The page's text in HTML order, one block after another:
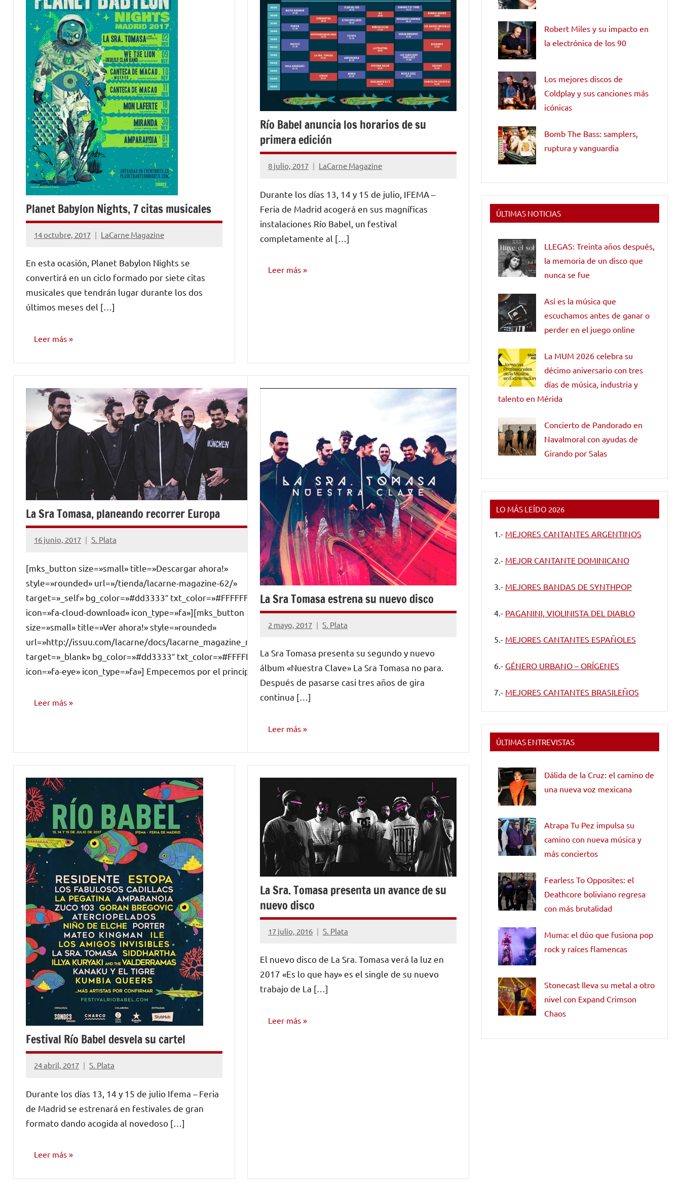
Planet Babylon Nights, 7 citas musicales
14 octubre, 2017 LaCarne Magazine
No
comentarios
En esta ocasión, Planet Babylon Nights se
convertirá en un ciclo formado por siete citas
musicales que tendrán lugar durante los dos
últimos meses del […]
Leer más
Río Babel anuncia los horarios de su
primera edición
8 julio, 2017 LaCarne Magazine
No
comentarios
Durante los días 13, 14 y 15 de julio, IFEMA –
Feria de Madrid acogerá en sus magníficas
instalaciones Río Babel, un festival
completamente al […]
Leer más
La Sra Tomasa, planeando recorrer Europa
16 junio, 2017 S. Plata
No
comentarios
[mks_button size=»small» title=»Descargar ahora!»
style=»rounded» url=»/tienda/lacarne-magazine-62/»
target=»_self» bg_color=»#dd3333″ txt_color=»#FFFFFF»
icon=»fa-cloud-download» icon_type=»fa»][mks_button
size=»small» title=»Ver ahora!» style=»rounded»
url=»http://issuu.com/lacarne/docs/lacarne_magazine_n62/128″
target=»_blank» bg_color=»#dd3333″ txt_color=»#FFFFFF»
icon=»fa-eye» icon_type=»fa»] Empecemos por el principio. […]
Leer más
La Sra Tomasa estrena su nuevo disco
2 mayo, 2017 S. Plata
No
comentarios
La Sra Tomasa presenta su segundo y nuevo
álbum «Nuestra Clave» La Sra Tomasa no para.
Después de pasarse casi tres años de gira
continua […]
Leer más
Festival Río Babel desvela su cartel
24 abril, 2017 S. Plata
No
comentarios
Durante los días 13, 14 y 15 de julio Ifema – Feria
de Madrid se estrenará en festivales de gran
formato dando acogida al novedoso […]
Leer más
La Sra. Tomasa presenta un avance de su
nuevo disco
17 julio, 2016 S. Plata
No
comentarios
El nuevo disco de La Sra. Tomasa verá la luz en
2017 «Es lo que hay» es el single de su nuevo
trabajo de La […]
Leer más
Robert Miles y su impacto en
la electrónica de los 90
Los mejores discos de
Coldplay y sus canciones más
icónicas
Bomb The Bass: samplers,
ruptura y vanguardia
ÚLTIMAS NOTICIAS
LLEGAS: Treinta años después,
la memoria de un disco que
nunca se fue
Así es la música que
escuchamos antes de ganar o
perder en el juego online
La MUM 2026 celebra su
décimo aniversario con tres
días de música, industria y
talento en Mérida
Concierto de Pandorado en
Navalmoral con ayudas de
Girando por Salas
LO MÁS LEÍDO 2026
1.- MEJORES CANTANTES ARGENTINOS
2.- MEJOR CANTANTE DOMINICANO
3.- MEJORES BANDAS DE SYNTHPOP
4.- PAGANINI, VIOLINISTA DEL DIABLO
5.- MEJORES CANTANTES ESPAÑOLES
6.- GÉNERO URBANO – ORÍGENES
7.- MEJORES CANTANTES BRASILEÑOS
ÚLTIMAS ENTREVISTAS
Dálida de la Cruz: el camino de
una nueva voz mexicana
Atrapa Tu Pez impulsa su
camino con nueva música y
más conciertos
Fearless To Opposites: el
Deathcore boliviano regresa
con más brutalidad
Muma: el dúo que fusiona pop
rock y raíces flamencas
Stonecast lleva su metal a otro
nivel con Expand Crimson
Chaos